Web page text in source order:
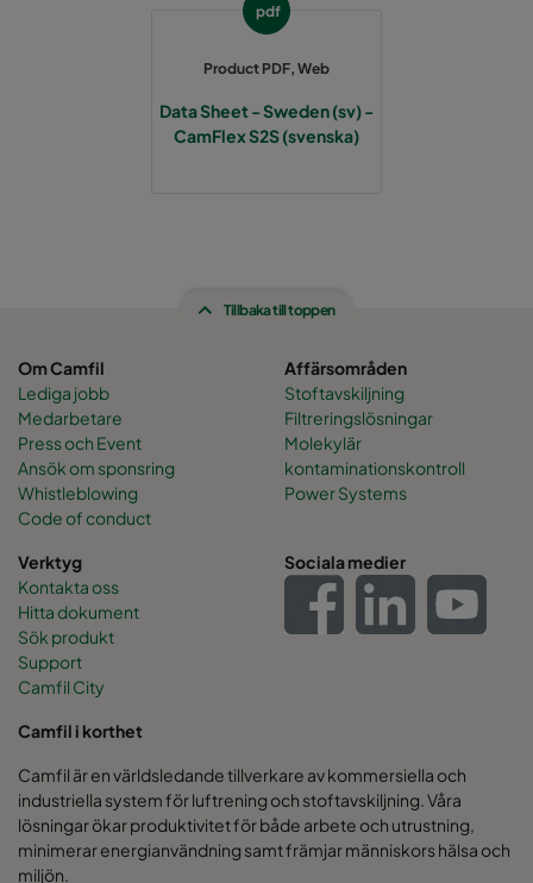
pdf
Product PDF, Web
Data Sheet - Sweden (sv) -
CamFlex S2S (svenska)
Tillbaka till toppen
Om Camfil
Lediga jobb
Medarbetare
Press och Event
Ansök om sponsring
Whistleblowing
Code of conduct
Affärsområden
Stoftavskiljning
Filtreringslösningar
Molekylär
kontaminationskontroll
Power Systems
Verktyg
Kontakta oss
Hitta dokument
Sök produkt
Support
Camfil City
Sociala medier
Camfil i korthet
Camfil är en världsledande tillverkare av kommersiella och
industriella system för luftrening och stoftavskiljning. Våra
lösningar ökar produktivitet för både arbete och utrustning,
minimerar energianvändning samt främjar människors hälsa och
miljön.